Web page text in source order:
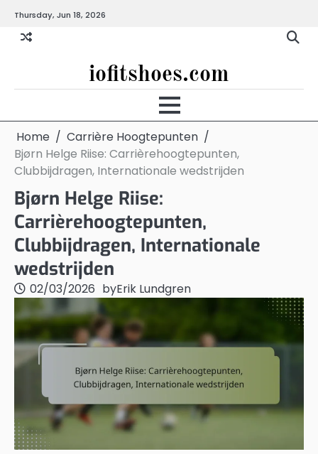
content
Thursday, Jun 18, 2026
iofitshoes.com
Home
Carrière Hoogtepunten
Bjørn Helge Riise: Carrièrehoogtepunten,
Clubbijdragen, Internationale wedstrijden
Bjørn Helge Riise:
Carrièrehoogtepunten,
Clubbijdragen, Internationale
wedstrijden
02/03/2026 byErik Lundgren